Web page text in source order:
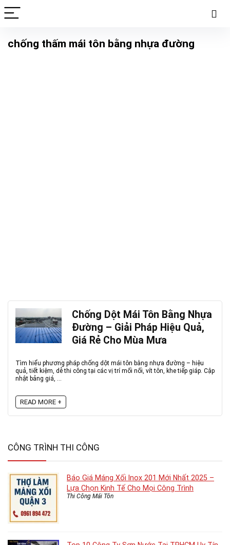
chống thấm mái tôn bằng nhựa đường
Chống Dột Mái Tôn Bằng Nhựa
Đường – Giải Pháp Hiệu Quả,
Giá Rẻ Cho Mùa Mưa
Tìm hiểu phương pháp chống dột mái tôn bằng nhựa đường – hiệu
quả, tiết kiệm, dễ thi công tại các vị trí mối nối, vít tôn, khe tiếp giáp. Cập
nhật bảng giá, ...
READ MORE +
CÔNG TRÌNH THI CÔNG
Báo Giá Máng Xối Inox 201 Mới Nhất 2025 –
Lựa Chọn Kinh Tế Cho Mọi Công Trình
Thi Công Mái Tôn